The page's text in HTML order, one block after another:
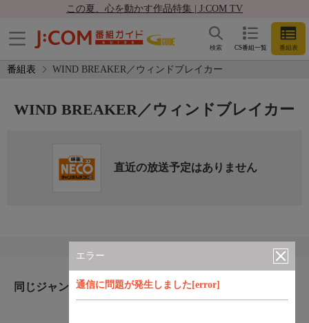
この夏、心を動かす作品特集 | J:COM TV
CS番組一覧 番組表
検索
番組表 WIND BREAKER／ウィンドブレイカー
エラー
通信に問題が発生しました[error]
WIND BREAKER／ウィンドブレイカー
直近の放送予定はありません
同じジャンルのおすすめ番組